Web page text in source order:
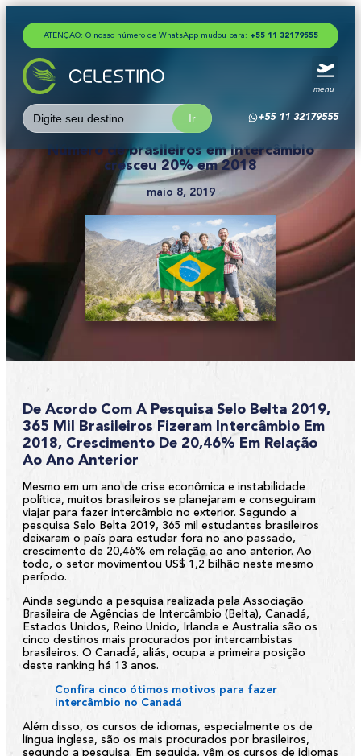
ATENÇÃO: O nosso número de WhatsApp mudou para: + 55 1 1 321 79555
menu
Search
for:
+55 11 32179555
Número de brasileiros em intercâmbio
cresceu 20% em 2018
maio 8, 2019
De Acordo Com A Pesquisa Selo Belta 2019,
365 Mil Brasileiros Fizeram Intercâmbio Em
2018, Crescimento De 20,46% Em Relação
Ao Ano Anterior
Mesmo em um ano de crise econômica e instabilidade
política, muitos brasileiros se planejaram e conseguiram
viajar para fazer intercâmbio no exterior. Segundo a
pesquisa Selo Belta 2019, 365 mil estudantes brasileiros
deixaram o país para estudar fora no ano passado,
crescimento de 20,46% em relação ao ano anterior. Ao
todo, o setor movimentou US$ 1,2 bilhão neste mesmo
período.
Ainda segundo a pesquisa realizada pela Associação
Brasileira de Agências de Intercâmbio (Belta), Canadá,
Estados Unidos, Reino Unido, Irlanda e Australia são os
cinco destinos mais procurados por intercambistas
brasileiros. O Canadá, aliás, ocupa a primeira posição
deste ranking há 13 anos.
Confira cinco ótimos motivos para fazer
intercâmbio no Canadá
Além disso, os cursos de idiomas, especialmente os de
língua inglesa, são os mais procurados por brasileiros,
segundo a pesquisa. Em seguida, vêm os cursos de idiomas